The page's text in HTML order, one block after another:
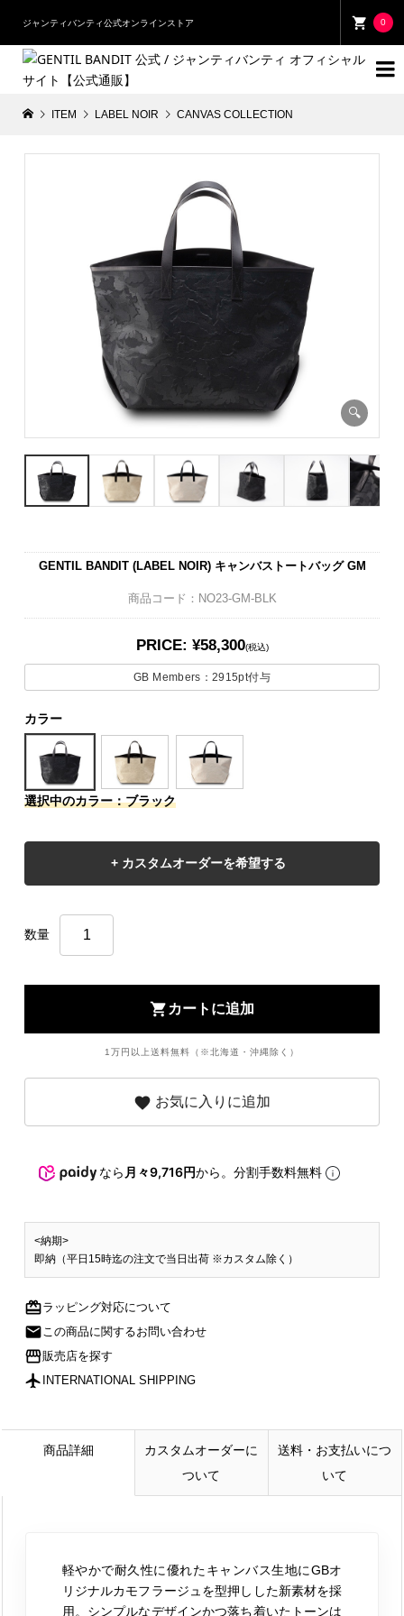
ジャンティバンティ公式オンラインストア 0

ITEM LABEL NOIR CANVAS COLLECTION
GENTIL BANDIT (LABEL NOIR) キャンバストートバッグ GM
商品コード：NO23-GM-BLK
PRICE: ¥58,300(税込)
GB Members：2915pt付与
カラー
選択中のカラー：ブラック
数量
shopping_cart カートに追加
1万円以上送料無料（※北海道・沖縄除く）
favorite お気に入りに追加
なら 月々9,716円から。分割手数料無料
<納期>
即納（平日15時迄の注文で当日出荷 ※カスタム除く）
redeemラッピング対応について
mail この商品に関するお問い合わせ
storefront販売店を探す
flight INTERNATIONAL SHIPPING
商品詳細
カスタムオーダーに
ついて
送料・お支払いにつ
いて
軽やかで耐久性に優れたキャンバス生地にGBオ
リジナルカモフラージュを型押しした新素材を採
用。シンプルなデザインかつ落ち着いたトーンは